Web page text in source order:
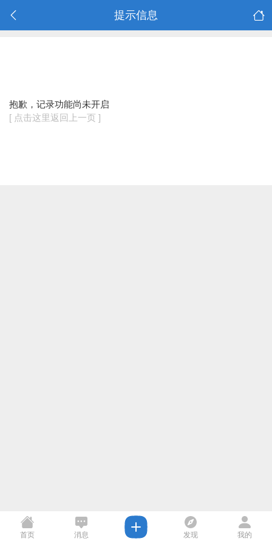
提示信息
抱歉，记录功能尚未开启
[ 点击这里返回上一页 ]
首页 消息 发现 我的